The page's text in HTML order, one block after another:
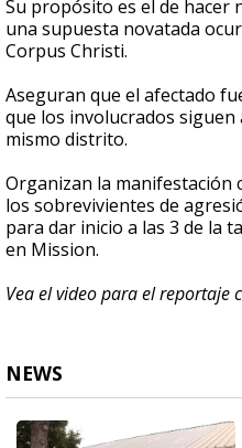
Su propósito es el de
una supuesta novatada
Corpus Christi.
Aseguran que el afectado
que los involucrados siguen
mismo distrito.
Organizan la manifestación
los sobrevivientes de
para dar inicio a las 3 de la
en Mission.
Vea el video para el reportaje
NEWS